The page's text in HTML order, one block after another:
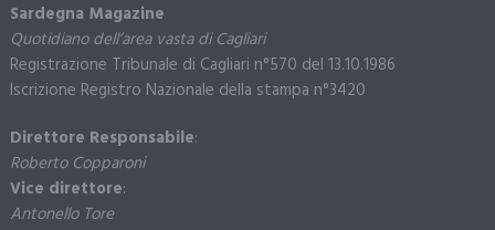
Sardegna Magazine
Quotidiano dell’area vasta di Cagliari
Registrazione Tribunale di Cagliari n°570 del 13.10.1986
Iscrizione Registro Nazionale della stampa n°3420
Direttore Responsabile:
Roberto Copparoni
Vice direttore:
Antonello Tore